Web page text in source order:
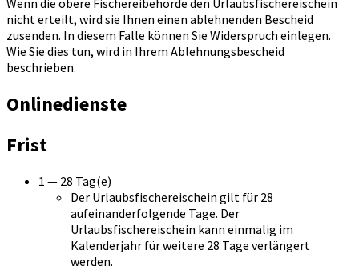
Wenn die obere Fischereibehörde den Urlaubsfischereischein
nicht erteilt, wird sie Ihnen einen ablehnenden Bescheid
zusenden. In diesem Falle können Sie Widerspruch einlegen.
Wie Sie dies tun, wird in Ihrem Ablehnungsbescheid
beschrieben.
Onlinedienste
Frist
1 — 28 Tag(e)
Der Urlaubsfischereischein gilt für 28
aufeinanderfolgende Tage. Der
Urlaubsfischereischein kann einmalig im
Kalenderjahr für weitere 28 Tage verlängert
werden.